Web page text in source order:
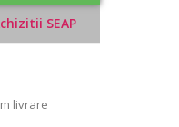
SEAP
livrare